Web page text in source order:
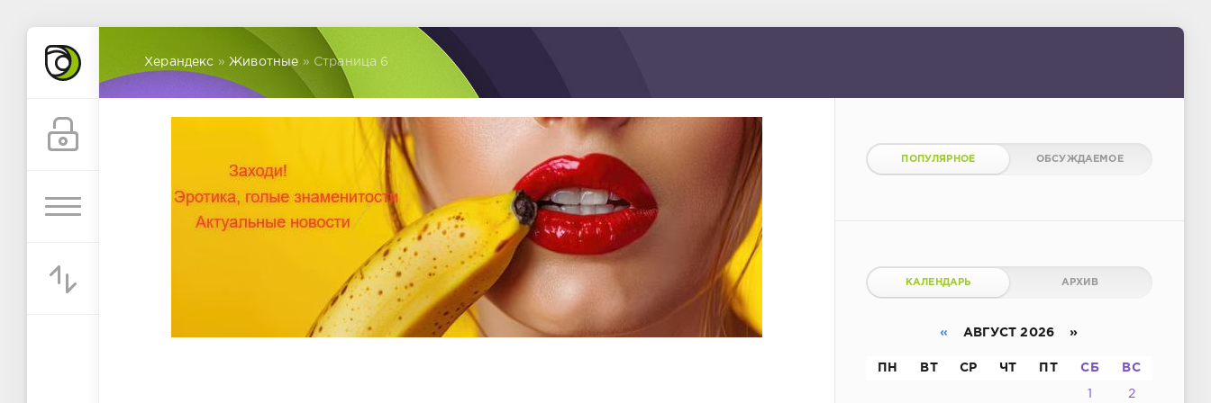
Херандекс » Животные » Страница 6
ПОПУЛЯРНОЕ ОБСУЖДАЕМОЕ
КАЛЕНДАРЬ АРХИВ
« АВГУСТ 2026 »
ПН ВТ СР ЧТ ПТ СБ ВС
1 2